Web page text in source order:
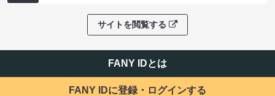
サイトを閲覧する
FANY IDとは
FANY IDに登録・ログインする